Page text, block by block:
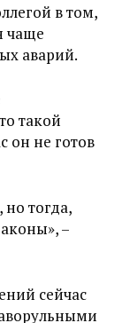
в том,
чаще
аварий.
такой
он не готов
тогда,
–
сейчас